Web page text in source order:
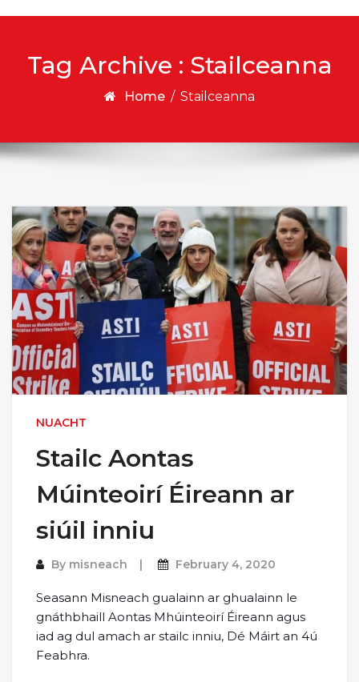
Tag Archive : Stailceanna
Home / Stailceanna
NUACHT
Stailc Aontas
Múinteoirí Éireann ar
siúil inniu
By misneach February 4, 2020
Seasann Misneach gualainn ar ghualainn le
gnáthbhaill Aontas Mhúinteoirí Éireann agus
iad ag dul amach ar stailc inniu, Dé Máirt an 4ú
Feabhra.